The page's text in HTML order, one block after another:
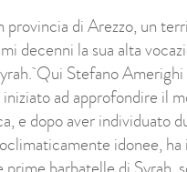
provincia di Arezzo, un
decenni la sua alta
Qui Stefano Amerighi
ad approfondire il
e dopo aver individuato
idonee, ha